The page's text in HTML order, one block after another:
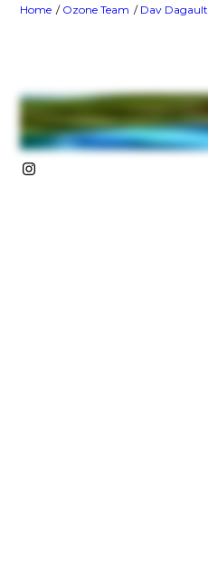
Home Ozone Team Dav Dagault